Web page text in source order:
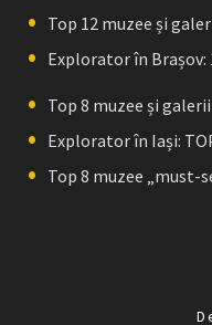
Top 12 muzee și
Explorator în Brașov:
Top 8 muzee și
Explorator în Iași:
Top 8 muzee „must-